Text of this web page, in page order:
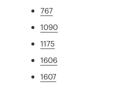
767
1090
1175
1606
1607